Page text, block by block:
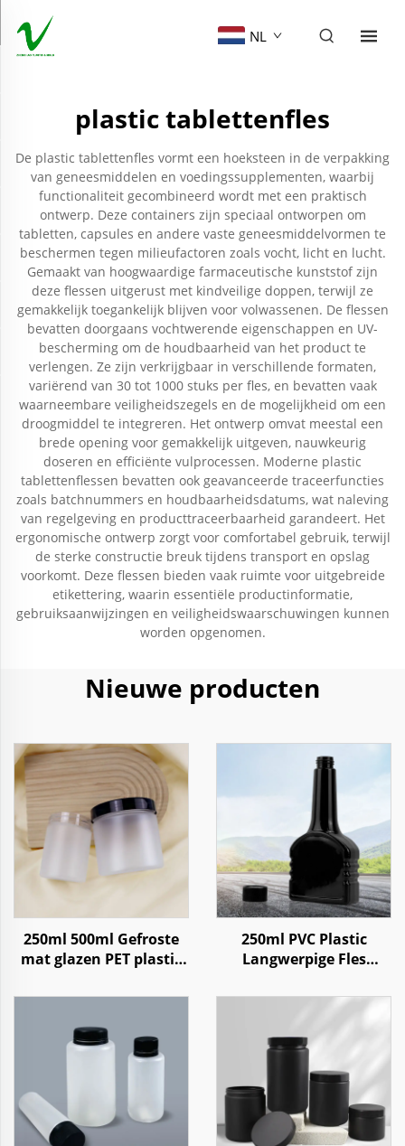
NL
plastic tablettenfles
De plastic tablettenfles vormt een hoeksteen in de verpakking
van geneesmiddelen en voedingssupplementen, waarbij
functionaliteit gecombineerd wordt met een praktisch
ontwerp. Deze containers zijn speciaal ontworpen om
tabletten, capsules en andere vaste geneesmiddelvormen te
beschermen tegen milieufactoren zoals vocht, licht en lucht.
Gemaakt van hoogwaardige farmaceutische kunststof zijn
deze flessen uitgerust met kindveilige doppen, terwijl ze
gemakkelijk toegankelijk blijven voor volwassenen. De flessen
bevatten doorgaans vochtwerende eigenschappen en UV-
bescherming om de houdbaarheid van het product te
verlengen. Ze zijn verkrijgbaar in verschillende formaten,
variërend van 30 tot 1000 stuks per fles, en bevatten vaak
waarneembare veiligheidszegels en de mogelijkheid om een
droogmiddel te integreren. Het ontwerp omvat meestal een
brede opening voor gemakkelijk uitgeven, nauwkeurig
doseren en efficiënte vulprocessen. Moderne plastic
tablettenflessen bevatten ook geavanceerde traceerfuncties
zoals batchnummers en houdbaarheidsdatums, wat naleving
van regelgeving en producttraceerbaarheid garandeert. Het
ergonomische ontwerp zorgt voor comfortabel gebruik, terwijl
de sterke constructie breuk tijdens transport en opslag
voorkomt. Deze flessen bieden vaak ruimte voor uitgebreide
etikettering, waarin essentiële productinformatie,
gebruiksaanwijzingen en veiligheidswaarschuwingen kunnen
worden opgenomen.
Nieuwe producten
250ml 500ml Gefroste
mat glazen PET plastic
250ml PVC Plastic
Langwerpige Fles
Motor Additief